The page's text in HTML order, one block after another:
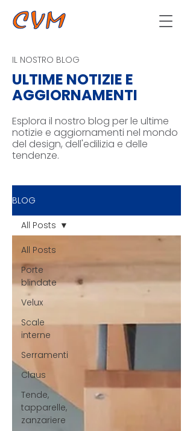
IL NOSTRO BLOG
ULTIME NOTIZIE E
AGGIORNAMENTI
Esplora il nostro blog per le ultime
notizie e aggiornamenti nel mondo
del design, dell'edilizia e delle
tendenze.
BLOG
All Posts
Porte
blindate
Velux
Scale
interne
Serramenti
Claus
Tende,
tapparelle,
zanzariere
All Posts